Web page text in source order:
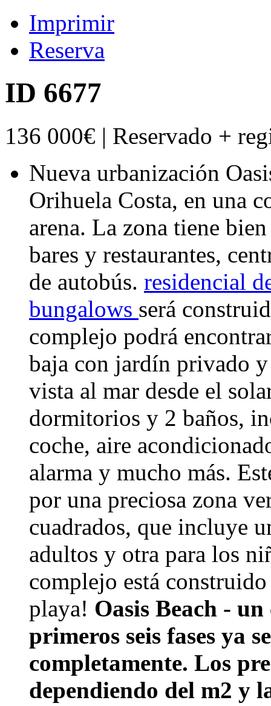
Imprimir
Reserva
ID 6677
136 000€ | Reservado +
Nueva urbanización
Orihuela Costa, en una
arena. La zona tiene
bares y restaurantes,
de autobús. residencial
bungalows será
complejo podrá
baja con jardín privado
vista al mar desde el
dormitorios y 2 baños,
coche, aire
alarma y mucho más.
por una preciosa zona
cuadrados, que incluye
adultos y otra para los
complejo está
playa! Oasis Beach -
primeros seis fases ya
completamente. Los
dependiendo del m2 y